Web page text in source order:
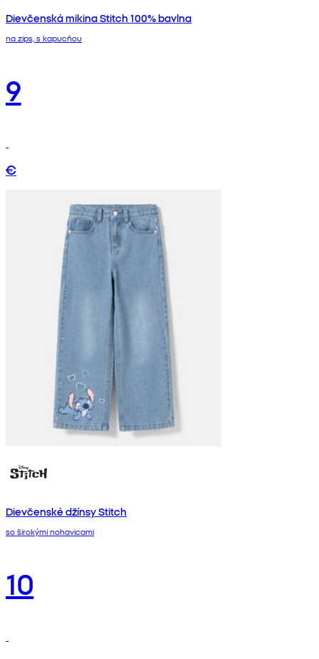
Dievčenská mikina Stitch 100% bavlna
na zips, s kapucňou
9
€
Dievčenské džínsy Stitch
so širokými nohavicami
10